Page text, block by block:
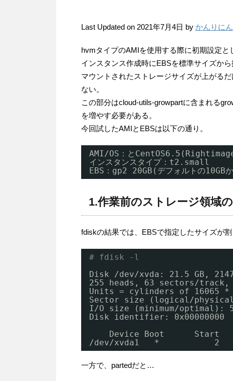
Last Updated on 2021年7月4日 by かんりにん
hvmタイプのAMIを使用する際に初期設定と
インスタンス作成時にEBSを標準サイズか
マウントされたストレージサイズが上がる
ない。
この部分はcloud-utils-growpartに含まれる
を増やす必要がある。
今回試したAMIとEBSは以下の通り。
AMI/OS：と
インスタンスタイプ：t2.small
EBS：gp2 20GB(デフォルトの10GB
1.作業前のストレージ領域
fdiskの結果では、EBSで指定したサイズが割
# fdisk -l
Disk /dev/xvda : 21.5 GB,
255 heads, 63 sectors/track ,
Units = cylinders of 16065 *
Sector size (logical/physical
I/O size (minimum/optimal ):
Disk identifier: 0x00000000
Device Boot      Start
/dev/xvda1
*           2
一方で、partedだと…